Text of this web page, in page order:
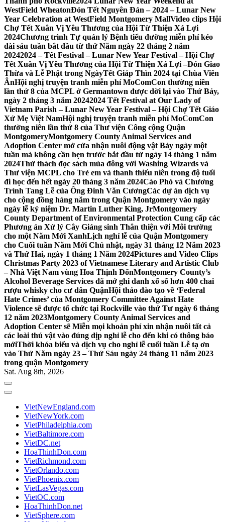
WestField WheatonĐón Tết Nguyên Đán – 2024 – Lunar New
Year Celebration at WestField Montgomery MallVideo clips Hội
Chợ Tết Xuân Vị Yêu Thương của Hội Từ Thiện Xá Lợi
2024Chương trình Tự quản lý Bệnh tiểu đường miễn phí kéo
dài sáu tuần bắt đầu từ thứ Năm ngày 22 tháng 2 năm
20242024 – Tết Festival – Lunar New Year Festival – Hội Chợ
Tết Xuân Vị Yêu Thương của Hội Từ Thiện Xá Lợi –Đón Giao
Thừa và Lễ Phật trong NgàyTết Giáp Thìn 2024 tại Chùa Viên
ÂnHội nghị truyện tranh miễn phí MoComCon thường niên
lần thứ 8 của MCPL ở Germantown được dời lại vào Thứ Bảy,
ngày 2 tháng 3 năm 20242024 Tết Festival at Our Lady of
Vietnam Parish – Lunar New Year Festival – Hội Chợ Tết Giáo
Xứ Mẹ Việt NamHội nghị truyện tranh miễn phí MoComCon
thường niên lần thứ 8 của Thư viện Công cộng Quận
MontgomeryMontgomery County Animal Services and
Adoption Center mở cửa nhận nuôi động vật Bảy ngày một
tuần mà không cần hẹn trước bắt đầu từ ngày 14 tháng 1 năm
2024Thử thách đọc sách mùa đông với Washing Wizards và
Thư viện MCPL cho Trẻ em và thanh thiếu niên trong độ tuổi
đi học đến hết ngày 20 tháng 3 năm 2024Cáo Phó và Chương
Trình Tang Lễ của Ông Đinh Văn CươngCác dự án dịch vụ
cho cộng đồng hàng năm trong Quận Montgomery vào ngày
ngày lễ kỷ niệm Dr. Martin Luther King, JrMontgomery
County Department of Environmental Protection Cung cấp các
Phương án Xử lý Cây Giáng sinh Thân thiện với Môi trường
cho một Năm Mới XanhLịch nghỉ lễ của Quận Montgomery
cho Cuối tuần Năm Mới Chủ nhật, ngày 31 tháng 12 Năm 2023
và Thứ Hai, ngày 1 tháng 1 Năm 2024Pictures and Video Clips
Christmas Party 2023 of Vietnamese Literary and Artistic Club
– Nhà Việt Nam vùng Hoa Thịnh ĐốnMontgomery County’s
Alcohol Beverage Services đã mở ghi danh xổ số hơn 400 chai
rượu whisky cho cư dân QuậnHội thảo đào tạo về ‘Federal
Hate Crimes’ của Montgomery Committee Against Hate
Violence sẽ được tổ chức tại Rockville vào thứ Tư ngày 6 tháng
12 năm 2023Montgomery County Animal Services and
Adoption Center sẽ Miễn mọi khoản phí xin nhận nuôi tất cả
các loài thú vật vào đúng dịp nghỉ lễ cho đến khi có thông báo
mớiThời khóa biểu và dịch vụ cho nghỉ lễ cuối tuần Lễ tạ ơn
vào Thứ Năm ngày 23 – Thứ Sáu ngày 24 tháng 11 năm 2023
trong quận Montgomery
Sat. Aug 8th, 2026
VietNewEngland.com
VietNewYork.com
VietPhiladelphia.com
VietBaltimore.com
VietDC.net
HoaThinhDon.com
VietRichmond.com
VietOrlando.com
VietPhoenix.com
VietLasVegas.com
VietOC.com
HoaThinhDon.net
VietSphere.com